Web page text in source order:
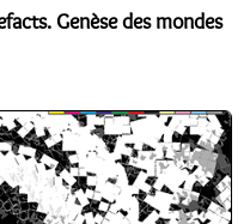
Genèse des mondes